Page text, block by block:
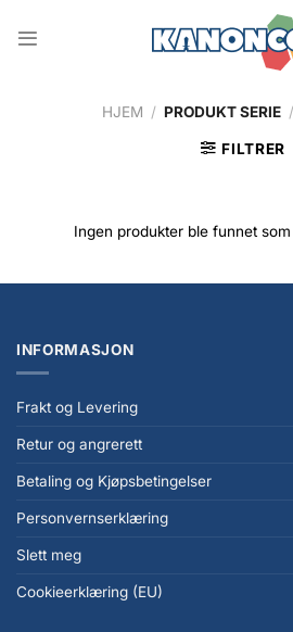
HJEM / PRODUKT SERIE /
FILTRER
Ingen produkter ble funnet
INFORMASJON
Frakt og Levering
Retur og angrerett
Betaling og Kjøpsbetingelser
Personvernserklæring
Slett meg
Cookieerklæring (EU)